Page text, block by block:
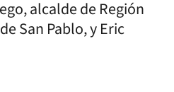
alcalde de Región
San Pablo, y Eric